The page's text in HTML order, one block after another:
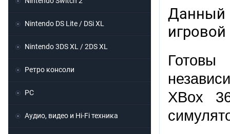
Данный
Готовы
XBox
Nintendo DS Lite / DSi XL
Nintendo 3DS XL / 2DS XL
Ретро консоли
PC
Аудио, видео и Hi-Fi техника